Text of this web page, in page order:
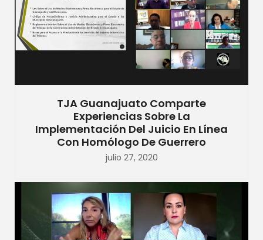
TJA Guanajuato Comparte
Experiencias Sobre La
Implementación Del Juicio En Línea
Con Homólogo De Guerrero
julio 27, 2020